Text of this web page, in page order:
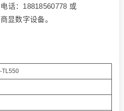
话：18818560778 或
显数字设备。
TL550